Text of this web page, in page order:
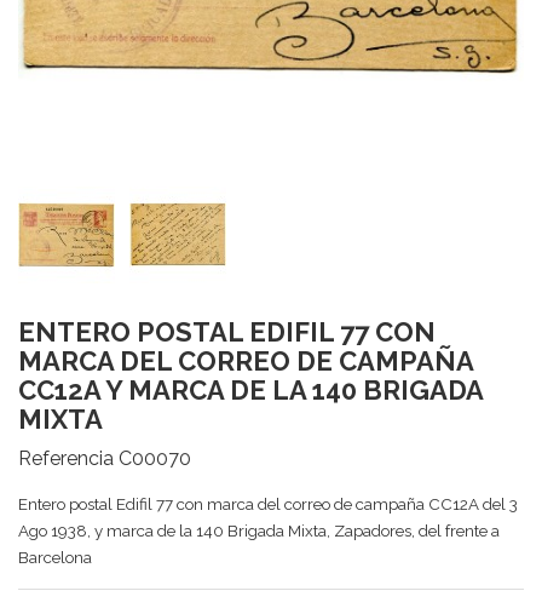
ENTERO POSTAL EDIFIL 77 CON
MARCA DEL CORREO DE CAMPAÑA
CC12A Y MARCA DE LA 140 BRIGADA
MIXTA
Referencia C00070
Entero postal Edifil 77 con marca del correo de campaña CC12A del 3
Ago 1938, y marca de la 140 Brigada Mixta, Zapadores, del frente a
Barcelona